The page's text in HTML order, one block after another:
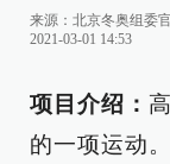
来源： 北京冬奥组委
2021-03-01 14:53
项目介绍：
的一项运动